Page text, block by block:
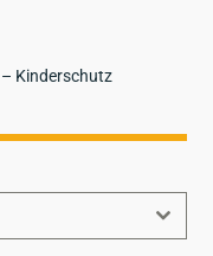
Kinderschutz